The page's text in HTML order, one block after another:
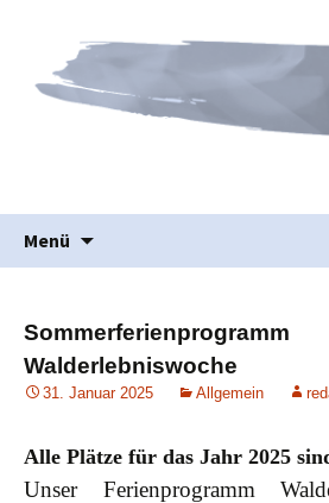
Freie Schule Elztal
Waldorfpädagogik seit 1986
Menü
zum
Sommerferienprogramm
Walderlebniswoche
31. Januar 2025 Allgemein
Alle Plätze für das Jahr 2025
Unser Ferienprogramm